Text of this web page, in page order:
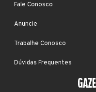
Fale Conosco
Anuncie
Trabalhe Conosco
Dúvidas Frequentes